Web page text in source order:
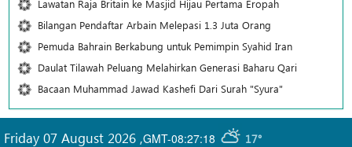
Lawatan Raja Britain ke Masjid Hijau Pertama Eropah
Bilangan Pendaftar Arbain Melepasi 1.3 Juta Orang
Pemuda Bahrain Berkabung untuk Pemimpin Syahid Iran
Daulat Tilawah Peluang Melahirkan Generasi Baharu Qari
Bacaan Muhammad Jawad Kashefi Dari Surah "Syura"
GMT-08:27:18 17°
Friday 07 August 2026 ,